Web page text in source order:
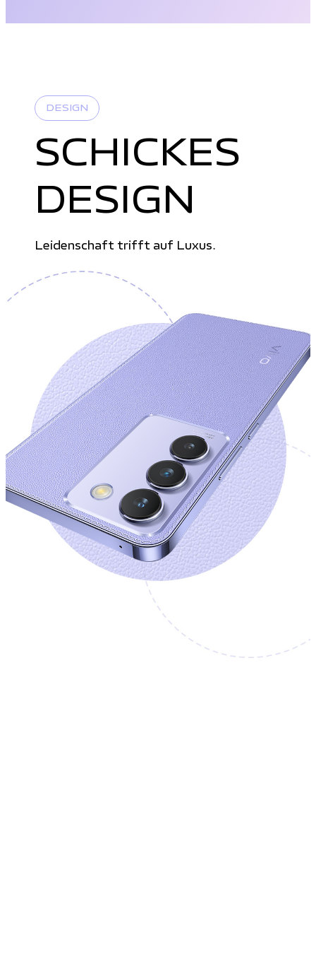
DESIGN
SCHICKES
DESIGN
Leidenschaft trifft auf Luxus.